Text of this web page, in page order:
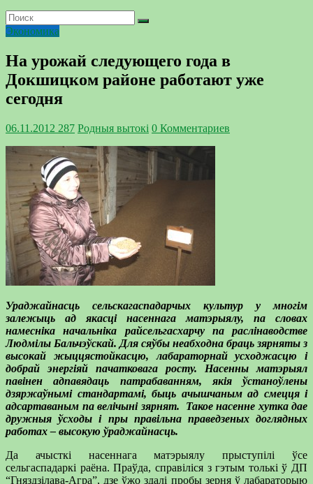
Экономика
На урожай следующего года в
Докшицком районе работают уже
сегодня
06.11.2012 287 Родныя вытокi 0 Комментариев
Ураджайнасць сельскагаспадарчых культур у многім
залежыць ад якасці насеннага матэрыялу, па словах
намесніка начальніка райсельгасхарчу па раслінаводстве
Людмілы Бальчэўскай. Для сяўбы неабходна браць зярняты з
высокай жыццястойкасцю, лабараторнай усходжасцю і
добрай энергіяй пачатковага росту. Насенны матэрыял
павінен адпавядаць патрабаванням, якія ўстаноўлены
дзяржаўнымі стандартамі, быць ачышчаным ад смецця і
адсартаваным па велічыні зярнят. Такое насенне хутка дае
дружныя ўсходы і пры правільна праведзеных доглядных
работах – высокую ўраджайнасць.
Да ачысткі насеннага матэрыялу прыступілі ўсе
сельгаспадаркі раёна. Праўда, справіліся з гэтым толькі ў ДП
“Гняздзілава-Агра”, дзе ўжо здалі пробы зерня ў лабараторыю